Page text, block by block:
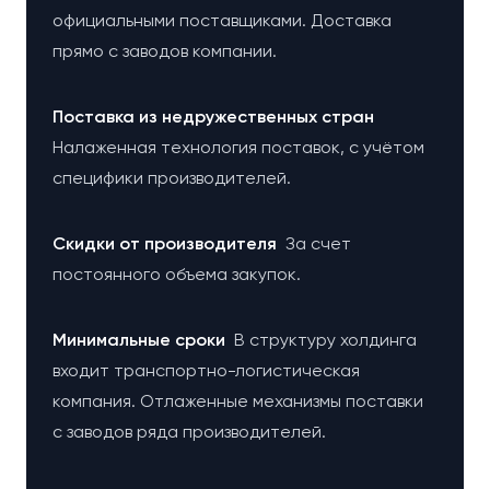
официальными поставщиками. Доставка
прямо с заводов компании.
Поставка из недружественных стран
Налаженная технология поставок, с учётом
специфики производителей.
Cкидки от производителя За счет
постоянного объема закупок.
Минимальные сроки В структуру холдинга
входит транспортно-логистическая
компания. Отлаженные механизмы поставки
с заводов ряда производителей.